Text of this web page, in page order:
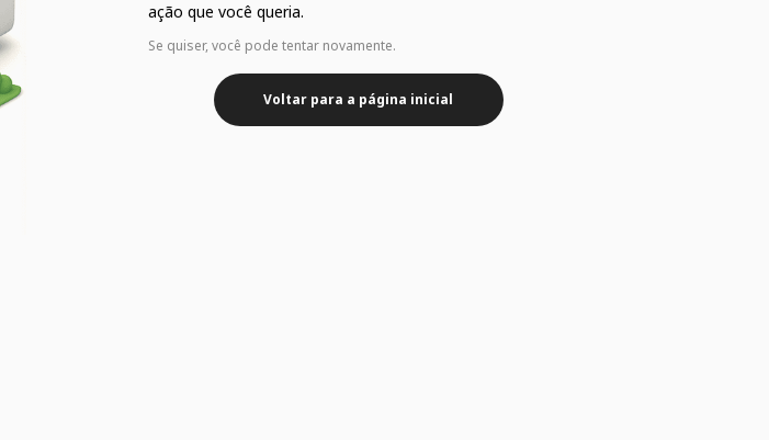
ação que você queria.
Se quiser, você pode tentar novamente.
Voltar para a página inicial